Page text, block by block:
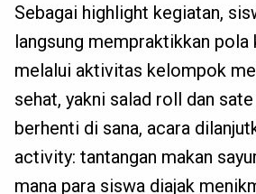
Sebagai highlight kegiatan,
langsung mempraktikkan pola
melalui aktivitas kelompok
sehat, yakni salad roll dan
berhenti di sana, acara
activity: tantangan makan
mana para siswa diajak